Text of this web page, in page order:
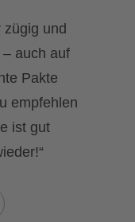
und
auch auf
Pakte
empfehlen
ist gut